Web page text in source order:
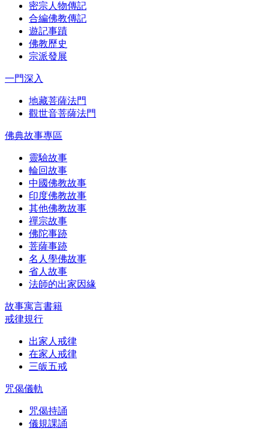
密宗人物傳記
合編佛教傳記
遊記事蹟
佛教歷史
宗派發展
一門深入
地藏菩薩法門
觀世音菩薩法門
佛典故事專區
靈驗故事
輪回故事
中國佛教故事
印度佛教故事
其他佛教故事
禪宗故事
佛陀事跡
菩薩事跡
名人學佛故事
省人故事
法師的出家因緣
故事寓言書籍
戒律規行
出家人戒律
在家人戒律
三皈五戒
咒偈儀軌
咒偈持誦
儀規課誦